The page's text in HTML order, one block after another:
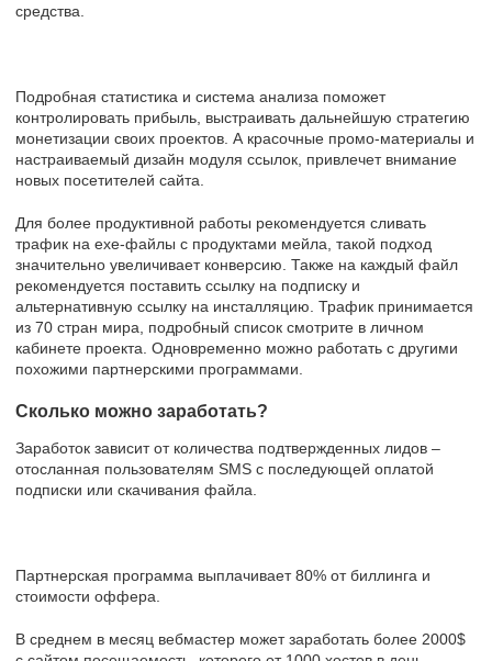
средства.
Подробная статистика и система анализа поможет
контролировать прибыль, выстраивать дальнейшую стратегию
монетизации своих проектов. А красочные промо-материалы и
настраиваемый дизайн модуля ссылок, привлечет внимание
новых посетителей сайта.
Для более продуктивной работы рекомендуется сливать
трафик на ехе-файлы с продуктами мейла, такой подход
значительно увеличивает конверсию. Также на каждый файл
рекомендуется поставить ссылку на подписку и
альтернативную ссылку на инсталляцию. Трафик принимается
из 70 стран мира, подробный список смотрите в личном
кабинете проекта. Одновременно можно работать с другими
похожими партнерскими программами.
Сколько можно заработать?
Заработок зависит от количества подтвержденных лидов –
отосланная пользователям SMS с последующей оплатой
подписки или скачивания файла.
Партнерская программа выплачивает 80% от биллинга и
стоимости оффера.
В среднем в месяц вебмастер может заработать более 2000$